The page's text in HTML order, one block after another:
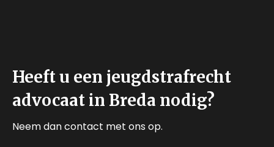
Heeft u een jeugdstrafrecht
advocaat in Breda nodig?
Neem dan contact met ons op.